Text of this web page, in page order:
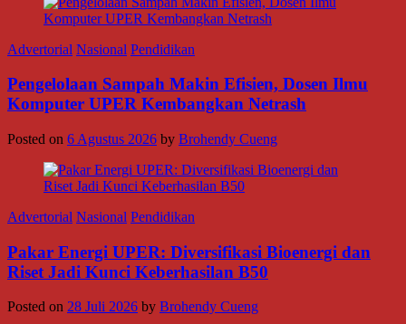
Advertorial Nasional Pendidikan
Pengelolaan Sampah Makin Efisien, Dosen Ilmu
Komputer UPER Kembangkan Netrash
Posted on 6 Agustus 2026 by Brohendy Cueng
Advertorial Nasional Pendidikan
Pakar Energi UPER: Diversifikasi Bioenergi dan
Riset Jadi Kunci Keberhasilan B50
Posted on 28 Juli 2026 by Brohendy Cueng